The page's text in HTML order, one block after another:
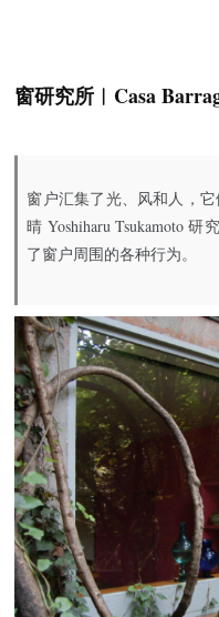
窗研究所︱Casa
窗户汇集了光、风和人，
晴 Yoshiharu Tsukamoto
了窗户周围的各种行为。